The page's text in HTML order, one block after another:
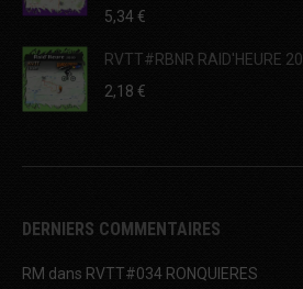
Note
2.00
5
5,34€
RVTT#RBNR RAID'HEURE
2,18 €
DERNIERS COMMENTAIRES
RM dans RVTT#034 RONQUIERES